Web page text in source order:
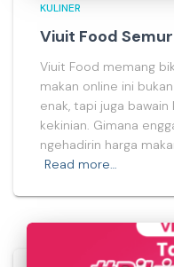
KULINER
Viuit Food
Viuit Food memang
makan online ini
enak, tapi juga
kekinian. Gimana
ngehadirin harga
Read more…